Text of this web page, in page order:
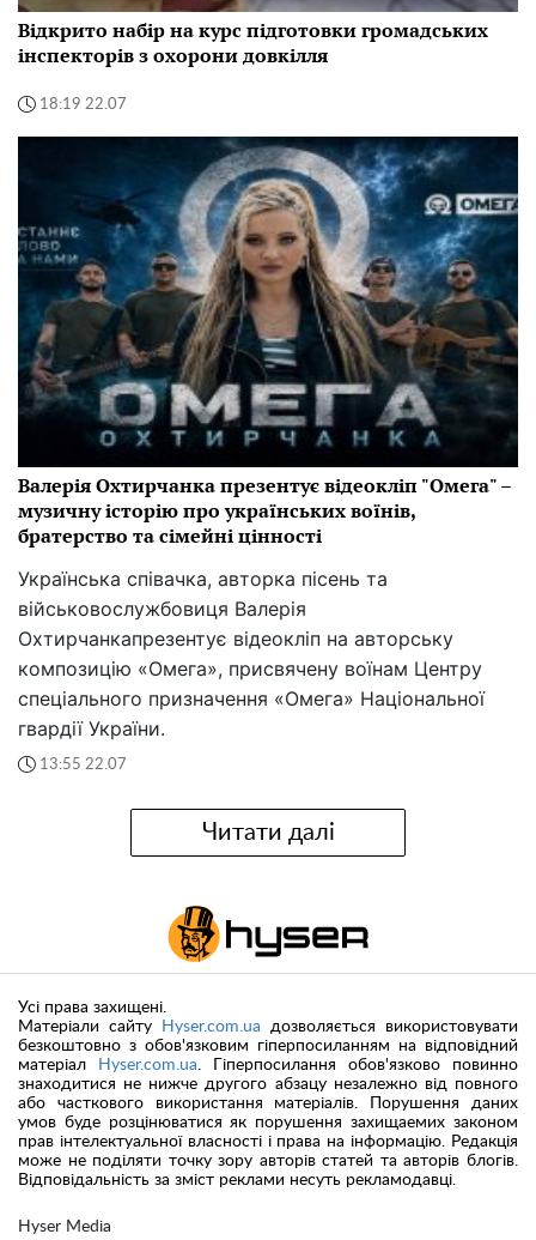
Відкрито набір на курс підготовки громадських
інспекторів з охорони довкілля
18:19 22.07
Валерія Охтирчанка презентує відеокліп "Омега" –
музичну історію про українських воїнів,
братерство та сімейні цінності
Українська співачка, авторка пісень та
військовослужбовиця Валерія
Охтирчанкапрезентує відеокліп на авторську
композицію «Омега», присвячену воїнам Центру
спеціального призначення «Омега» Національної
гвардії України.
13:55 22.07
Читати далі
Hyser Media
Усі права захищені.
Матеріали сайту
Hyser.com.ua дозволяється використовувати
безкоштовно з обов'язковим гіперпосиланням на відповідний
матеріал
Hyser.com.ua. Гіперпосилання обов'язково повинно
знаходитися не нижче другого абзацу незалежно від повного
або часткового використання матеріалів. Порушення даних
умов буде розцінюватися як порушення захищаемих законом
прав інтелектуальної власності і права на інформацію. Редакція
може не поділяти точку зору авторів статей та авторів блогів.
Відповідальність за зміст реклами несуть рекламодавці.